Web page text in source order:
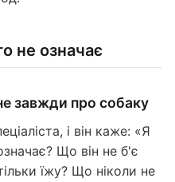
не означає
завжди про собаку
і він каже: «Я
Що він не б'є
їжу? Що ніколи не